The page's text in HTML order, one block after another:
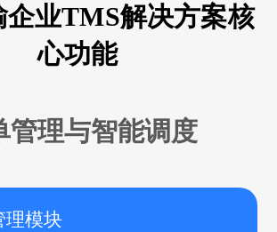
企业TMS解决方案核
心功能
管理与智能调度
理模块